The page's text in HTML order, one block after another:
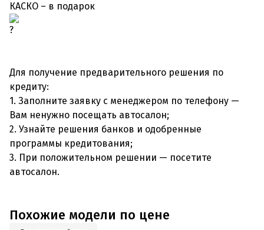
КАСКО – в подарок
Для получение предварительного решения по
кредиту:
1. Заполните заявку с менеджером по телефону —
Вам ненужно посещать автосалон;
2. Узнайте решения банков и одобренные
программы кредитования;
3. При положительном решении — посетите
автосалон.
Похожие модели по цене